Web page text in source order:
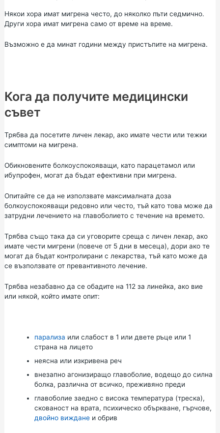
Някои хора имат мигрена често, до няколко пъти седмично.
Други хора имат мигрена само от време на време.
Възможно е да минат години между пристъпите на мигрена.
Кога да получите медицински
съвет
Трябва да посетите личен лекар, ако имате чести или тежки
симптоми на мигрена.
Обикновените болкоуспокояващи, като парацетамол или
ибупрофен, могат да бъдат ефективни при мигрена.
Опитайте се да не използвате максималната доза
болкоуспокояващи редовно или често, тъй като това може да
затрудни лечението на главоболието с течение на времето.
Трябва също така да си уговорите среща с личен лекар, ако
имате чести мигрени (повече от 5 дни в месеца), дори ако те
могат да бъдат контролирани с лекарства, тъй като може да
се възползвате от превантивното лечение.
Трябва незабавно да се обадите на 112 за линейка, ако вие
или някой, който имате опит:
парализа или слабост в 1 или двете ръце или 1
страна на лицето
неясна или изкривена реч
внезапно агонизиращо главоболие, водещо до силна
болка, различна от всичко, преживяно преди
главоболие заедно с висока температура (треска),
скованост на врата, психическо объркване, гърчове,
двойно вижданеи обрив